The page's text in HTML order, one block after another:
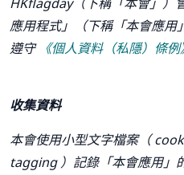
HKflagday（下稱「本會」）
應用程式」（下稱「本會應用
遵守
《個人資料（私隱）條例
收集資料
本會使用小型文字檔案（
tagging）記錄「本會應用」